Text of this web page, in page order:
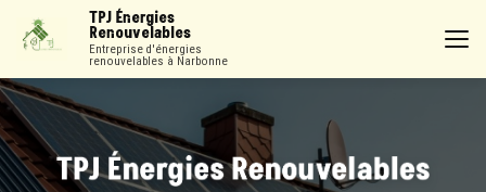
contenu
TPJ Énergies
Renouvelables
Entreprise d'énergies
renouvelables à Narbonne